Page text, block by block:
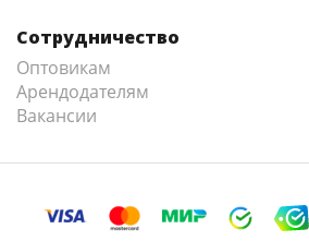
Сотрудничество
Оптовикам
Арендодателям
Вакансии